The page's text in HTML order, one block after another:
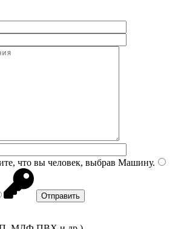
что вы человек, выбрав Машину.